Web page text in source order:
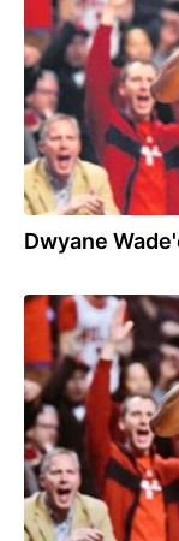
Dwyane
29.10.2016